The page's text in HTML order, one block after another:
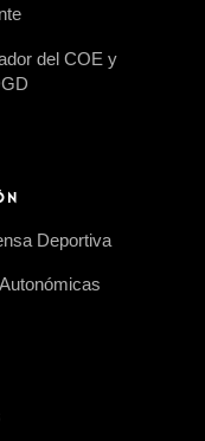
del COE y
Deportiva